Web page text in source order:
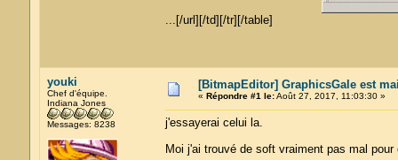
...[/url][/td][/tr][/table]
youki
Chef d'équipe.
Indiana Jones
Messages: 8238
[BitmapEditor] GraphicsGale est
« Répondre #1 le:Août 27, 2017, 11:03:30 »
j'essayerai celui la.
Moi j'ai trouvé de soft vraiment pas mal